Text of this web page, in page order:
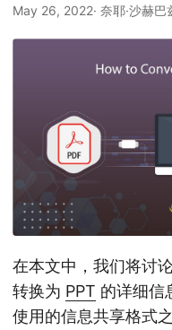
May 26, 2022· 奈耶·沙赫巴
在本文中，我们将讨
转换为 PPT 的详细信
使用的信息共享格式